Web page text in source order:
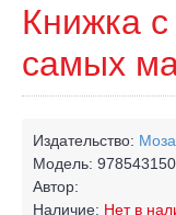
Книжка
самых
Издательство:
Модель:
Автор:
Наличие: Нет в